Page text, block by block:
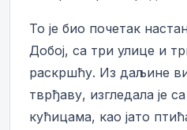
То је био почетак
Добој, са три улице и
раскршћу. Из даљине
тврђаву, изгледала је
кућицама, као јато